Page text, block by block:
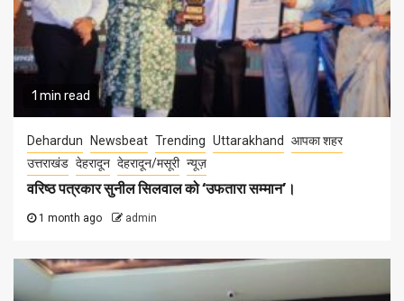
1 min read
Dehardun Newsbeat Trending Uttarakhand
आपका शहर
उत्तराखंड देहरादून देहरादून/मसूरी न्यूज़
वरिष्ठ पत्रकार सुनील सिलवाल को ‘उफतारा सम्मान’।
1 month ago admin